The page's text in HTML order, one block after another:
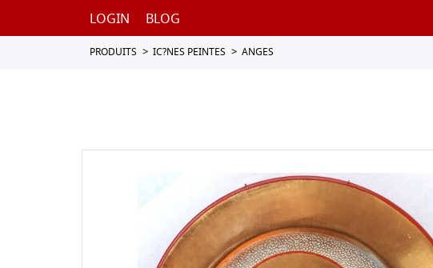
LOGIN
BLOG
PRODUITS IC?NES PEINTES ANGES